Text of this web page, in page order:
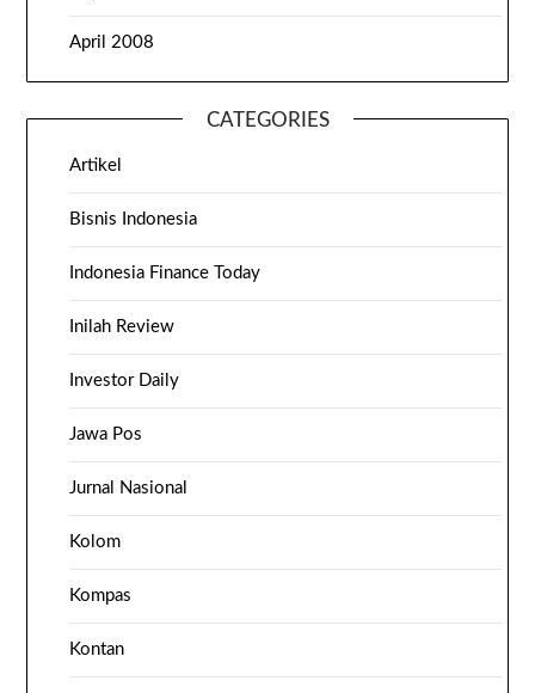
April 2008
CATEGORIES
Artikel
Bisnis Indonesia
Indonesia Finance Today
Inilah Review
Investor Daily
Jawa Pos
Jurnal Nasional
Kolom
Kompas
Kontan